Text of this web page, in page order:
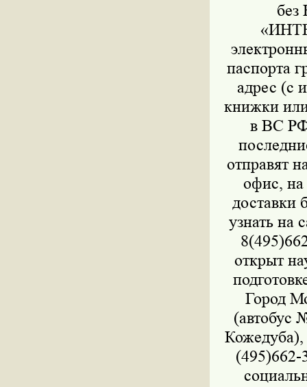
без
паспорта
адрес (с
книжки
в ВС
отправят
офис, на
доставки
узнать на
открыт
Город
(автобус
Кожедуба),